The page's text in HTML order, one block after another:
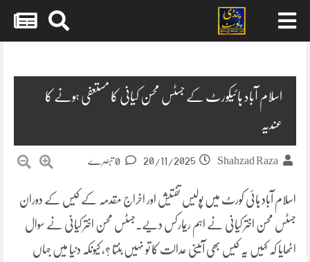
اسلام آباد ہائیکورٹ کے جسٹس محسن کیانی کا مستعفی ہونے کا
عندیہ
Shahzad Raza
20/11/2025
اسلام آباد ہائی کورٹ میں پولیس تفتیش اور اخراج مقدمہ کے کیس کے دوران
جسٹس محسن اختر کیانی نے اہم ریمارکس دیے۔جسٹس محسن اختر کیانی نے سوال
اٹھایا کہ کہیں یہ کیس بھی آئینی عدالت کا تو نہیں بنتا ؟، کیونکہ دنیا میں جہاں